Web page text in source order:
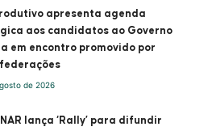
apresenta agenda
aos candidatos ao Governo
em encontro promovido por
de 2026
lança ‘Rally’ para difundir